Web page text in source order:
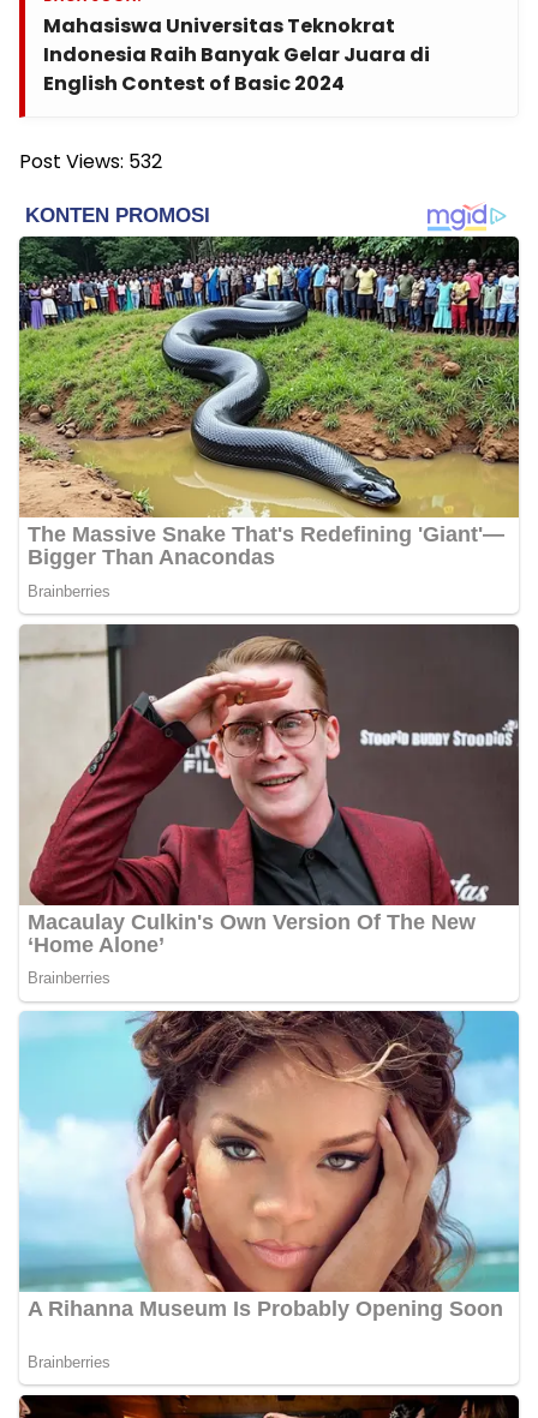
Mahasiswa Universitas Teknokrat
Indonesia Raih Banyak Gelar Juara di
English Contest of Basic 2024
Post Views: 532